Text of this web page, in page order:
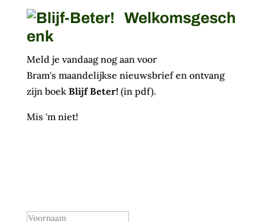
Welkomsgesch
enk
Meld je vandaag nog aan voor
Bram's maandelijkse nieuwsbrief en ontvang
zijn boek Blijf Beter!(in pdf).
Mis 'm niet!